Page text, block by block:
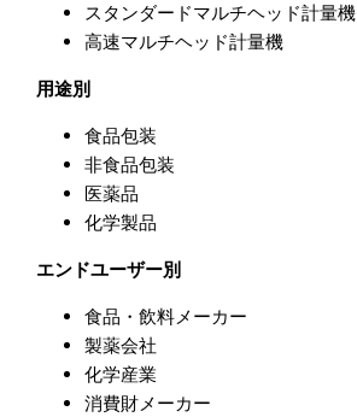
スタンダードマルチヘッド計量機
高速マルチヘッド計量機
用途別
食品包装
非食品包装
医薬品
化学製品
エンドユーザー別
食品・飲料メーカー
製薬会社
化学産業
消費財メーカー